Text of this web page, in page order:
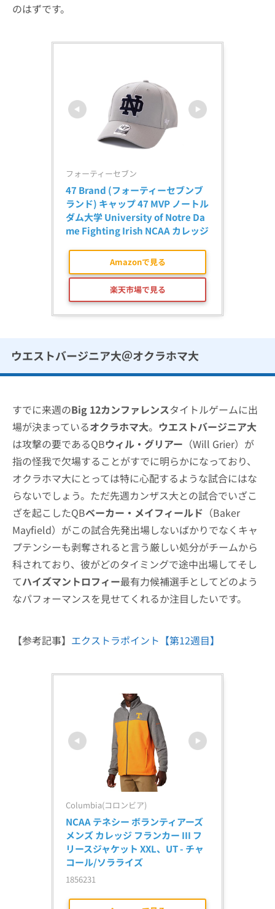
のはずです。
フォーティーセブン
47 Brand (フォーティーセブンブ
ランド) キャップ 47 MVP ノートル
ダム大学 University of Notre Da
me Fighting Irish NCAA カレッジ
Amazonで見る
楽天市場で見る
ウエストバージニア大＠オクラホマ大
すでに来週のBig 12カンファレンスタイトルゲームに出
場が決まっているオクラホマ大。 ウエストバージニア大
は攻撃の要であるQBウィル・グリアー （Will Grier）が
指の怪我で欠場することがすでに明らかになっており、
オクラホマ大にとっては特に心配するような試合にはな
らないでしょう。ただ先週カンザス大との試合でいざこ
ざを起こしたQBベーカー・メイフィールド （Baker
Mayfield）がこの試合先発出場しないばかりでなくキャ
プテンシーも剥奪されると言う厳しい処分がチームから
科されており、彼がどのタイミングで途中出場してそし
てハイズマントロフィー最有力候補選手としてどのよう
なパフォーマンスを見せてくれるか注目したいです。
【参考記事】 エクストラポイント【第12週目】
Columbia(コロンビア)
NCAA テネシー ボランティアーズ
メンズ カレッジ フランカー III フ
リースジャケット XXL、UT - チャ
コール/ソラライズ
1856231